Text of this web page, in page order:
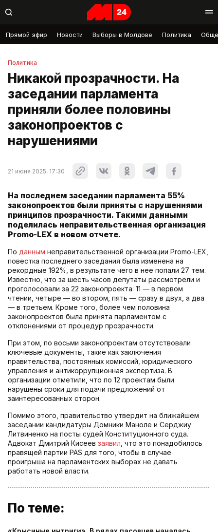
Прямой эфир Новости Выборы в Молдове Политика
Политика
Никакой прозрачности. На
заседании парламента
приняли более половины
законопроектов с
нарушениями
21 июня 2025, 17:30
На последнем заседании парламента 55%
законопроектов были приняты с нарушениями
принципов прозрачности. Такими данными
поделилась неправительственная организация
Promo-LEX в новом отчете.
По данным неправительственной организации Promo-LEX,
повестка последнего заседания была изменена на
рекордные 192%, в результате чего в нее попали 27 тем.
Известно, что за шесть часов депутаты рассмотрели и
проголосовали за 22 законопроекта: 11 — в первом
чтении, четыре — во втором, пять — сразу в двух, а два
— в третьем. Кроме того, более чем половина
законопроектов была принята парламентом с
отклонениями от процедур прозрачности.
При этом, по восьми законопроектам отсутствовали
ключевые документы, такие как заключения
правительства, постоянных комиссий, юридического
управления и антикоррупционная экспертиза. В
организации отметили, что по 12 проектам были
нарушены сроки для подачи предложений от
заинтересованных сторон.
Помимо этого, правительство утвердит на ближайшем
заседании кандидатуры Домники Маноле и Серджиу
Литвиненко на посты судей Конституционного суда.
Адвокат Дмитрий Кисеев заявил , что это понадобилось
правящей партии PAS для того, чтобы в случае
проигрыша на парламентских выборах не давать
работать новой власти.
По теме: